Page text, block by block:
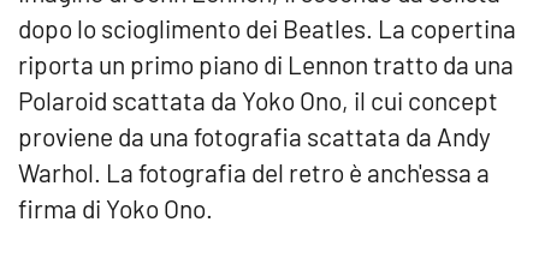
dopo lo scioglimento dei Beatles. La copertina
riporta un primo piano di Lennon tratto da una
Polaroid scattata da Yoko Ono, il cui concept
proviene da una fotografia scattata da Andy
Warhol. La fotografia del retro è anch'essa a
firma di Yoko Ono.